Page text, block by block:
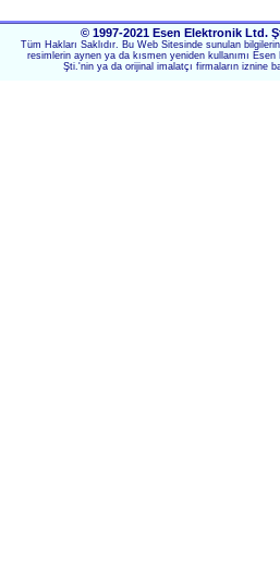
© 1997-2021 Esen Elektronik Ltd.
Tüm Hakları Saklıdır. Bu Web Sitesinde sunulan
resimlerin aynen ya da kısmen yeniden kullanımı Esen
Şti.'nin ya da orijinal imalatçı firmaların iznine